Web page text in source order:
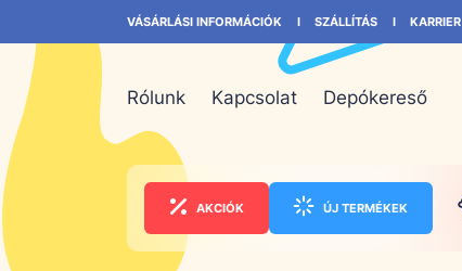
VÁSÁRLÁSI INFORMÁCIÓK SZÁLLÍTÁS KARRIER
Rólunk Kapcsolat Depókereső
AKCIÓK ÚJ TERMÉKEK